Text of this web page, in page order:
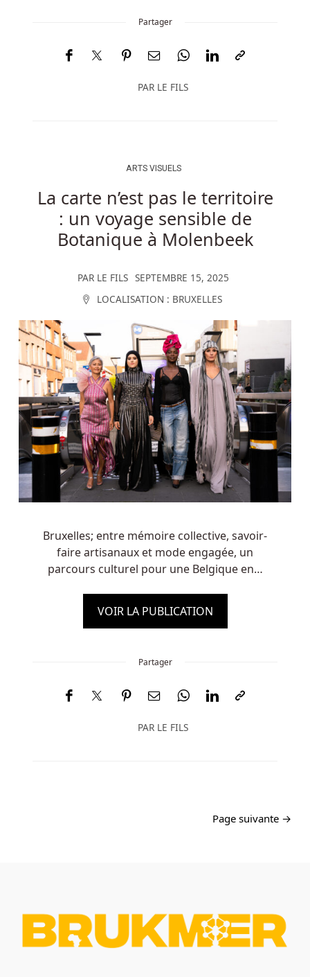
Partager
PAR LE FILS
ARTS VISUELS
La carte n’est pas le territoire
: un voyage sensible de
Botanique à Molenbeek
PAR LE FILS SEPTEMBRE 15, 2025
LOCALISATION : BRUXELLES
Bruxelles; entre mémoire collective, savoir-
faire artisanaux et mode engagée, un
parcours culturel pour une Belgique en…
VOIR LA PUBLICATION
Partager
PAR LE FILS
Page suivante →